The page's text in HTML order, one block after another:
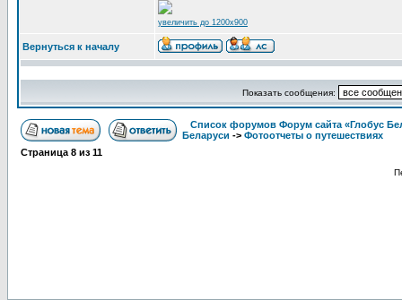
увеличить до 1200x900
Вернуться к началу
Показать сообщения:
Список форумов Форум сайта «Глобус
Беларуси -> Фотоотчеты о путешествиях
Страница 8 из 11